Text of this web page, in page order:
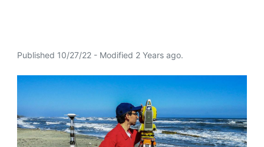
Published 10/27/22 - Modified 2 Years ago.